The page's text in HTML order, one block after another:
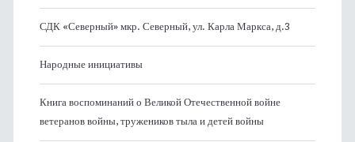
СДК «Северный» мкр. Северный, ул. Карла Маркса, д.3
Народные инициативы
Книга воспоминаний о Великой Отечественной войне
ветеранов войны, тружеников тыла и детей войны